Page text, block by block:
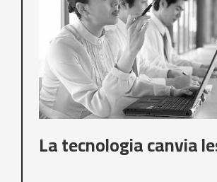
La tecnologia canvia